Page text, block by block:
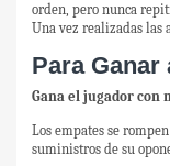
orden, pero nunca
Una vez realizadas las
Para Ganar
Gana el jugador con
Los empates se
suministros de su